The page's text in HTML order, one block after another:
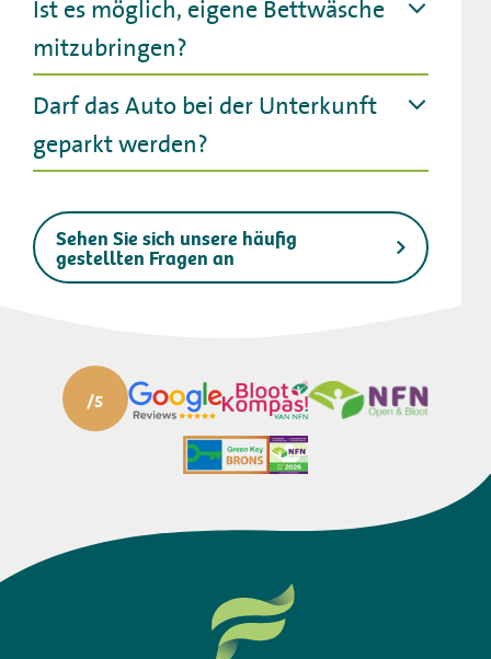
Ist es möglich, eigene Bettwäsche
mitzubringen?
Darf das Auto bei der Unterkunft
geparkt werden?
Sehen Sie sich unsere häufig
gestellten Fragen an